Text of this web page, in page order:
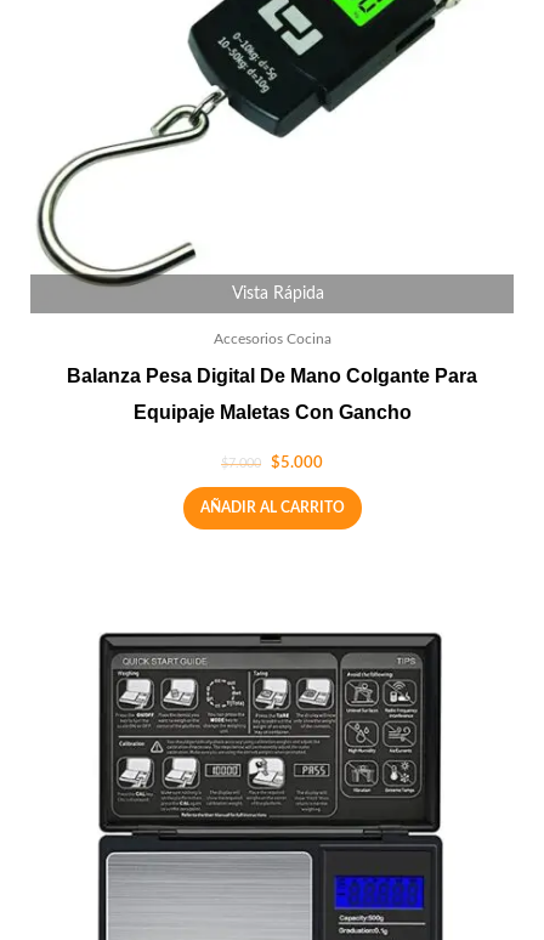
Vista Rápida
Accesorios Cocina
Balanza Pesa Digital De Mano Colgante Para
Equipaje Maletas Con Gancho
$7.000 $5.000
AÑADIR AL CARRITO